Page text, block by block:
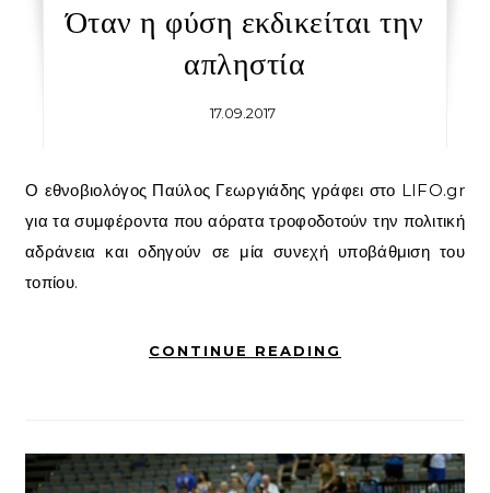
Όταν η φύση εκδικείται την
απληστία
17.09.2017
Ο εθνοβιολόγος Παύλος Γεωργιάδης γράφει στο LIFO.gr
για τα συμφέροντα που αόρατα τροφοδοτούν την πολιτική
αδράνεια και οδηγούν σε μία συνεχή υποβάθμιση του
τοπίου.
CONTINUE READING